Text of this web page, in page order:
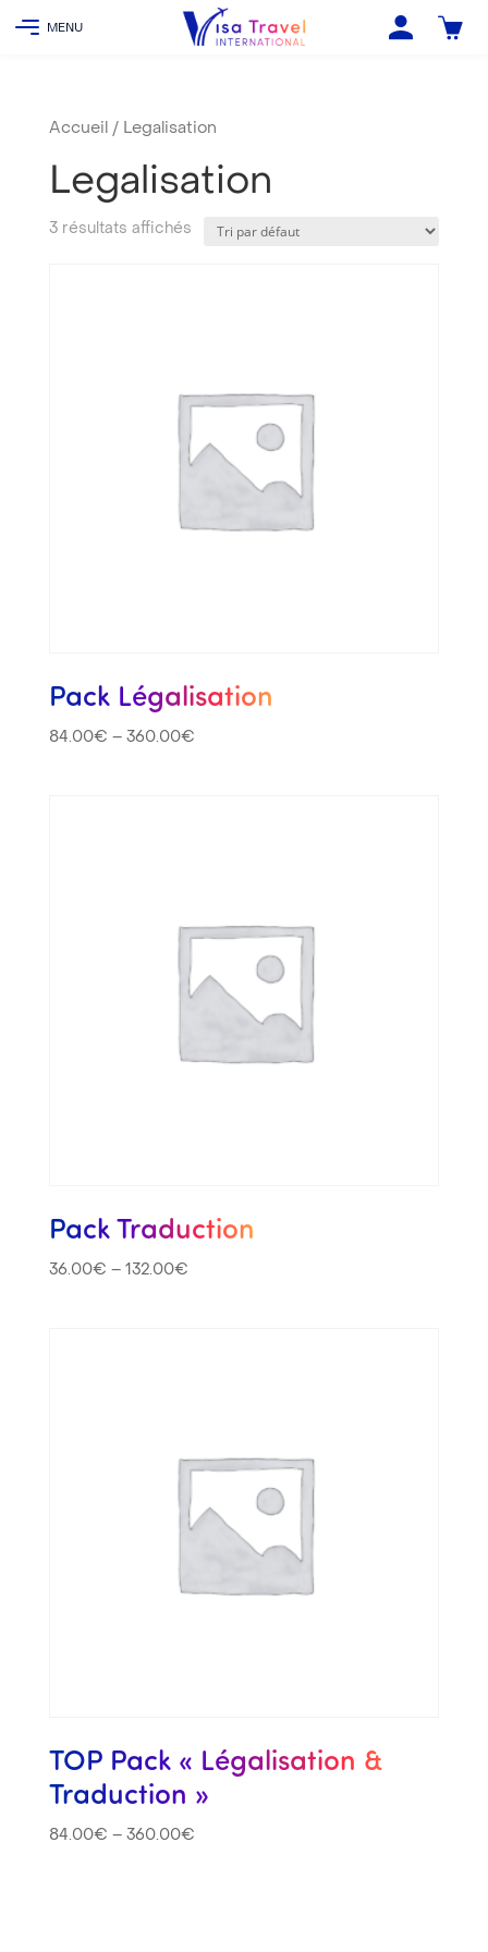
Accueil / Legalisation
Legalisation
3 résultats affichés
Pack Légalisation
84.00€ – 360.00€
Pack Traduction
36.00€ – 132.00€
TOP Pack « Légalisation &
Traduction »
84.00€ – 360.00€